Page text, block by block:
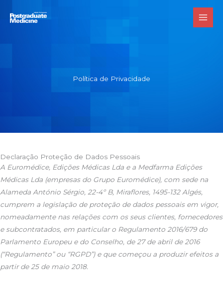
Política de Privacidade
Declaração Proteção de Dados Pessoais
A Euromédice, Edições Médicas Lda e a Medfarma Edições
Médicas Lda (empresas do Grupo Euromédice), com sede na
Alameda António Sérgio, 22-4º B, Miraflores, 1495-132 Algés,
cumprem a legislação de proteção de dados pessoais em vigor,
nomeadamente nas relações com os seus clientes, fornecedores
e subcontratados, em particular o Regulamento 2016/679 do
Parlamento Europeu e do Conselho, de 27 de abril de 2016
(“Regulamento” ou “RGPD”) e que começou a produzir efeitos a
partir de 25 de maio 2018.